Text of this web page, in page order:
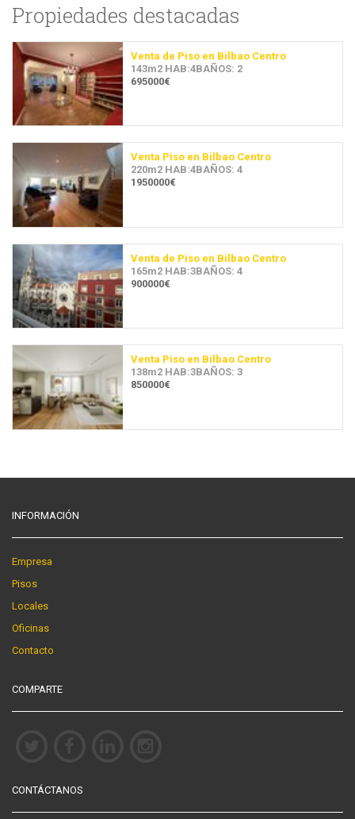
Propiedades destacadas
Venta de Piso en Bilbao Centro
143m2 HAB:4BAÑOS: 2
695000€
Venta Piso en Bilbao Centro
220m2 HAB:4BAÑOS: 4
1950000€
Venta de Piso en Bilbao Centro
165m2 HAB:3BAÑOS: 4
900000€
Venta Piso en Bilbao Centro
138m2 HAB:3BAÑOS: 3
850000€
INFORMACIÓN
Empresa
Pisos
Locales
Oficinas
Contacto
COMPARTE
CONTÁCTANOS